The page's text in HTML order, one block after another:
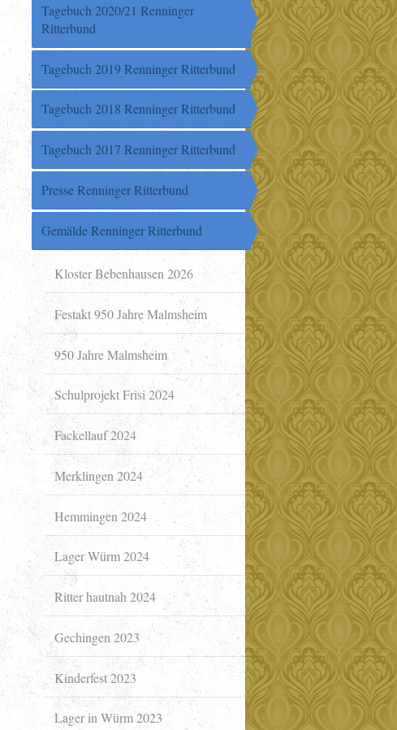
Tagebuch 2020/21 Renninger
Ritterbund
Tagebuch 2019 Renninger Ritterbund
Tagebuch 2018 Renninger Ritterbund
Tagebuch 2017 Renninger Ritterbund
Presse Renninger Ritterbund
Gemälde Renninger Ritterbund
Kloster Bebenhausen 2026
Festakt 950 Jahre Malmsheim
950 Jahre Malmsheim
Schulprojekt Frisi 2024
Fackellauf 2024
Merklingen 2024
Hemmingen 2024
Lager Würm 2024
Ritter hautnah 2024
Gechingen 2023
Kinderfest 2023
Lager in Würm 2023